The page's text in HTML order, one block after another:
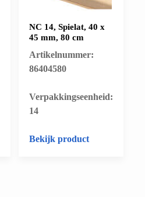
NC 14, Spielat, 40 x
45 mm, 80 cm
Artikelnummer:
86404580
​Verpakkingseenheid:
14
Bekijk product